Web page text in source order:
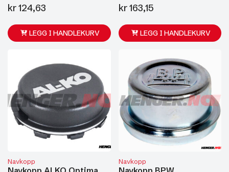
kr124,63
LEGG I HANDLEKURV
kr163,15
LEGG I HANDLEKURV
Navkopp Navkopp